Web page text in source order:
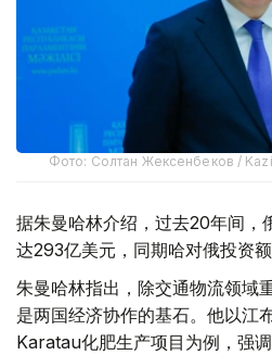
Фото: Солтан Жексенбеков /
据朱曼哈林介绍，过去20年间，
达293亿美元，同期哈对俄投资额
朱曼哈林指出，除交通物流领域
是两国经济协作的基石。他以江
Karatau化肥生产项目为例，强